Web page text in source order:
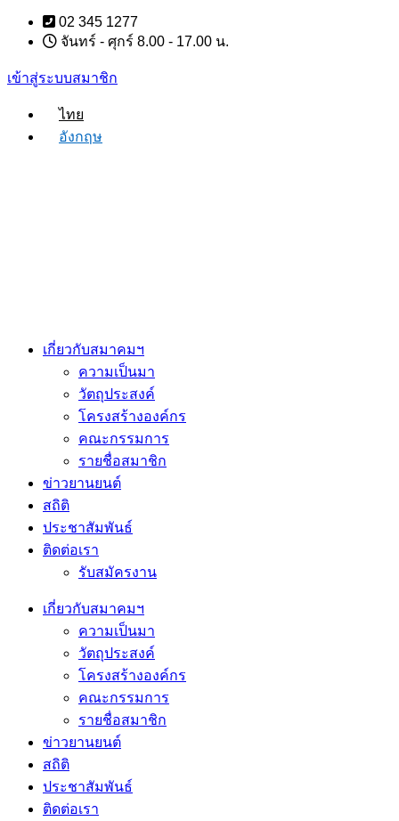
Skip
content
02 345 1277
จันทร์ - ศุกร์ 8.00 - 17.00 น.
เข้าสู่ระบบสมาชิก
ไทย
อังกฤษ
เกี่ยวกับสมาคมฯ
ความเป็นมา
วัตถุประสงค์
โครงสร้างองค์กร
คณะกรรมการ
รายชื่อสมาชิก
ข่าวยานยนต์
สถิติ
ประชาสัมพันธ์
ติดต่อเรา
รับสมัครงาน
เกี่ยวกับสมาคมฯ
ความเป็นมา
วัตถุประสงค์
โครงสร้างองค์กร
คณะกรรมการ
รายชื่อสมาชิก
ข่าวยานยนต์
สถิติ
ประชาสัมพันธ์
ติดต่อเรา